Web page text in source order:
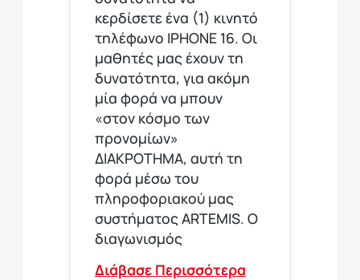
κερδίσετε ένα (1) κινητό
τηλέφωνο ΙΡΗΟΝΕ 16. Οι
μαθητές μας έχουν τη
δυνατότητα, για ακόμη
μία φορά να μπουν
«στον κόσμο των
προνομίων»
ΔΙΑΚΡΟΤΗΜΑ, αυτή τη
φορά μέσω του
πληροφοριακού μας
συστήματος ARTEMIS. Ο
διαγωνισμός
Διάβασε Περισσότερα